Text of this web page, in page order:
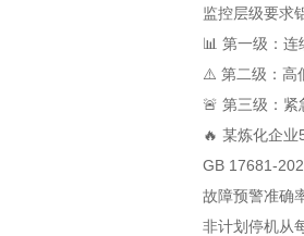
监控层级要求
📊 第一级：连
⚠️ 第二级：高
🚨 第三级：紧
🔥 某炼化企业
GB 17681-
故障预警准确
非计划停机从